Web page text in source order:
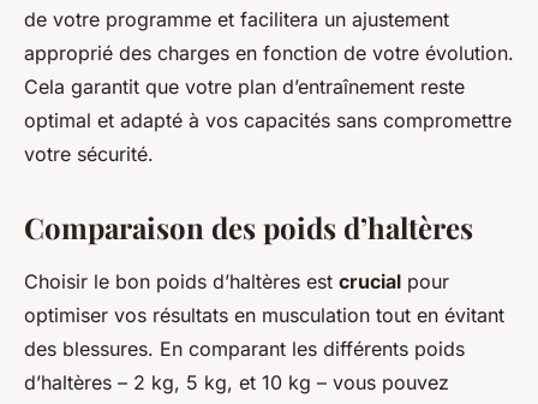
de votre programme et facilitera un ajustement
approprié des charges en fonction de votre évolution.
Cela garantit que votre plan d’entraînement reste
optimal et adapté à vos capacités sans compromettre
votre sécurité.
Comparaison des poids d’haltères
Choisir le bon poids d’haltères est crucial pour
optimiser vos résultats en musculation tout en évitant
des blessures. En comparant les différents poids
d’haltères – 2 kg, 5 kg, et 10 kg – vous pouvez